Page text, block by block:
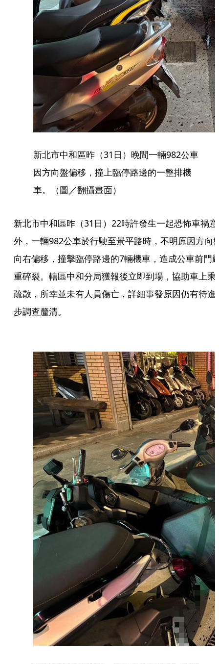
新北市中和區昨（31日）晚間一輛982公車
因方向盤偏移，撞上臨停路邊的一整排機
車。（圖／翻攝畫面）
新北市中和區昨（31日）22時許發生一起恐怖車禍意
外，一輛982公車於行駛至景平路時，不明原因方向
向右偏移，撞擊臨停路邊的7輛機車，造成公車前門
重碎裂。轄區中和分局獲報後立即到場，協助車上乘
疏散，所幸並未有人員傷亡，詳細事發原因仍有待進
步調查釐清。